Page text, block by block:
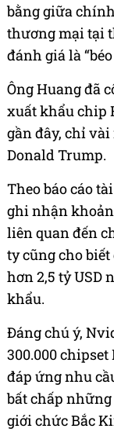
bằng giữa
thương mại tại
đánh giá là
Ông Huang đã
xuất khẩu chip
gần đây, chỉ
Donald Trump.
Theo báo cáo
ghi nhận
liên quan đến
ty cũng cho
hơn 2,5 tỷ USD
khẩu.
Đáng chú ý,
300.000
đáp ứng nhu
bất chấp
giới chức Bắc